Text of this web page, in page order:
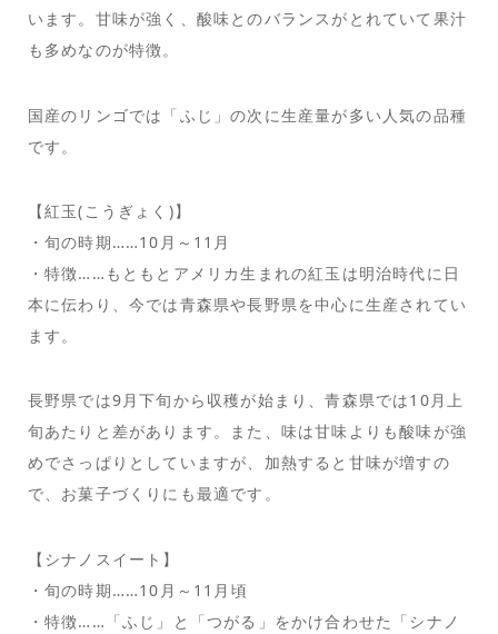
います。甘味が強く、酸味とのバランスがとれていて果汁
も多めなのが特徴。
国産のリンゴでは「ふじ」の次に生産量が多い人気の品種
です。
【紅玉(こうぎょく)】
・旬の時期……10月～11月
・特徴……もともとアメリカ生まれの紅玉は明治時代に日
本に伝わり、今では青森県や長野県を中心に生産されてい
ます。
長野県では9月下旬から収穫が始まり、青森県では10月上
旬あたりと差があります。また、味は甘味よりも酸味が強
めでさっぱりとしていますが、加熱すると甘味が増すの
で、お菓子づくりにも最適です。
【シナノスイート】
・旬の時期……10月～11月頃
・特徴……「ふじ」と「つがる」をかけ合わせた「シナノ